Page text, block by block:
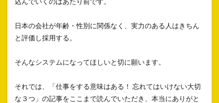
日本の会社が年齢・性別に関係なく、実力のある人はきちん
と評価し採用する。
そんなシステムになってほしいと切に願います。
それでは、「仕事をする意味はある！ 忘れてはいけない大切
な３つ」の記事をここまで読んでいただき、本当にありがと